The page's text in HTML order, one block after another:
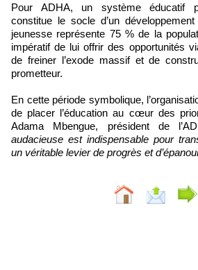
Pour ADHA, un système éducatif
constitue le socle d’un
jeunesse représente 75 % de la
impératif de lui offrir des opportunités
de freiner l’exode massif et de
prometteur.
En cette période symbolique,
de placer l’éducation au cœur des
Adama Mbengue, président de
audacieuse est indispensable pour
un véritable levier de progrès et